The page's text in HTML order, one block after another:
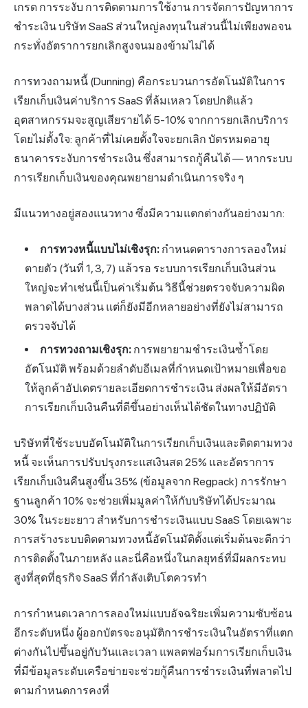
เกรด การระงับ การติดตามการใช้งาน การจัดการปัญหาการ
ชำระเงิน บริษัท SaaS ส่วนใหญ่ลงทุนในส่วนนี้ไม่เพียงพอจน
กระทั่งอัตราการยกเลิกสูงจนมองข้ามไม่ได้
การทวงถามหนี้ (Dunning) คือกระบวนการอัตโนมัติในการ
เรียกเก็บเงินค่าบริการ SaaS ที่ล้มเหลว โดยปกติแล้ว
อุตสาหกรรมจะสูญเสียรายได้ 5-10% จากการยกเลิกบริการ
โดยไม่ตั้งใจ: ลูกค้าที่ไม่เคยตั้งใจจะยกเลิก บัตรหมดอายุ
ธนาคารระงับการชำระเงิน ซึ่งสามารถกู้คืนได้ — หากระบบ
การเรียกเก็บเงินของคุณพยายามดำเนินการจริง ๆ
มีแนวทางอยู่สองแนวทาง ซึ่งมีความแตกต่างกันอย่างมาก:
การทวงหนี้แบบไม่เชิงรุก: กำหนดตารางการลองใหม่
ตายตัว (วันที่ 1, 3, 7) แล้วรอ ระบบการเรียกเก็บเงินส่วน
ใหญ่จะทำเช่นนี้เป็นค่าเริ่มต้น วิธีนี้ช่วยตรวจจับความผิด
พลาดได้บางส่วน แต่ก็ยังมีอีกหลายอย่างที่ยังไม่สามารถ
ตรวจจับได้
การทวงถามเชิงรุก: การพยายามชำระเงินซ้ำโดย
อัตโนมัติ พร้อมด้วยลำดับอีเมลที่กำหนดเป้าหมายเพื่อขอ
ให้ลูกค้าอัปเดตรายละเอียดการชำระเงิน ส่งผลให้มีอัตรา
การเรียกเก็บเงินคืนที่ดีขึ้นอย่างเห็นได้ชัดในทางปฏิบัติ
บริษัทที่ใช้ระบบอัตโนมัติในการเรียกเก็บเงินและติดตามทวง
หนี้ จะเห็นการปรับปรุงกระแสเงินสด 25% และอัตราการ
เรียกเก็บเงินคืนสูงขึ้น 35% (ข้อมูลจาก Regpack) การรักษา
ฐานลูกค้า 10% จะช่วยเพิ่มมูลค่าให้กับบริษัทได้ประมาณ
30% ในระยะยาว สำหรับการชำระเงินแบบ SaaS โดยเฉพาะ
การสร้างระบบติดตามทวงหนี้อัตโนมัติตั้งแต่เริ่มต้นจะดีกว่า
การติดตั้งในภายหลัง และนี่คือหนึ่งในกลยุทธ์ที่มีผลกระทบ
สูงที่สุดที่ธุรกิจ SaaS ที่กำลังเติบโตควรทำ
การกำหนดเวลาการลองใหม่แบบอัจฉริยะเพิ่มความซับซ้อน
อีกระดับหนึ่ง ผู้ออกบัตรจะอนุมัติการชำระเงินในอัตราที่แตก
ต่างกันไปขึ้นอยู่กับวันและเวลา แพลตฟอร์มการเรียกเก็บเงิน
ที่มีข้อมูลระดับเครือข่ายจะช่วยกู้คืนการชำระเงินที่พลาดไป
ตามกำหนดการคงที่